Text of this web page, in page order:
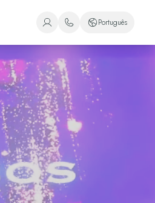
+1 (800) 446-2747
+52 998 240 7091
Português
Espanhol
Inglês
Português